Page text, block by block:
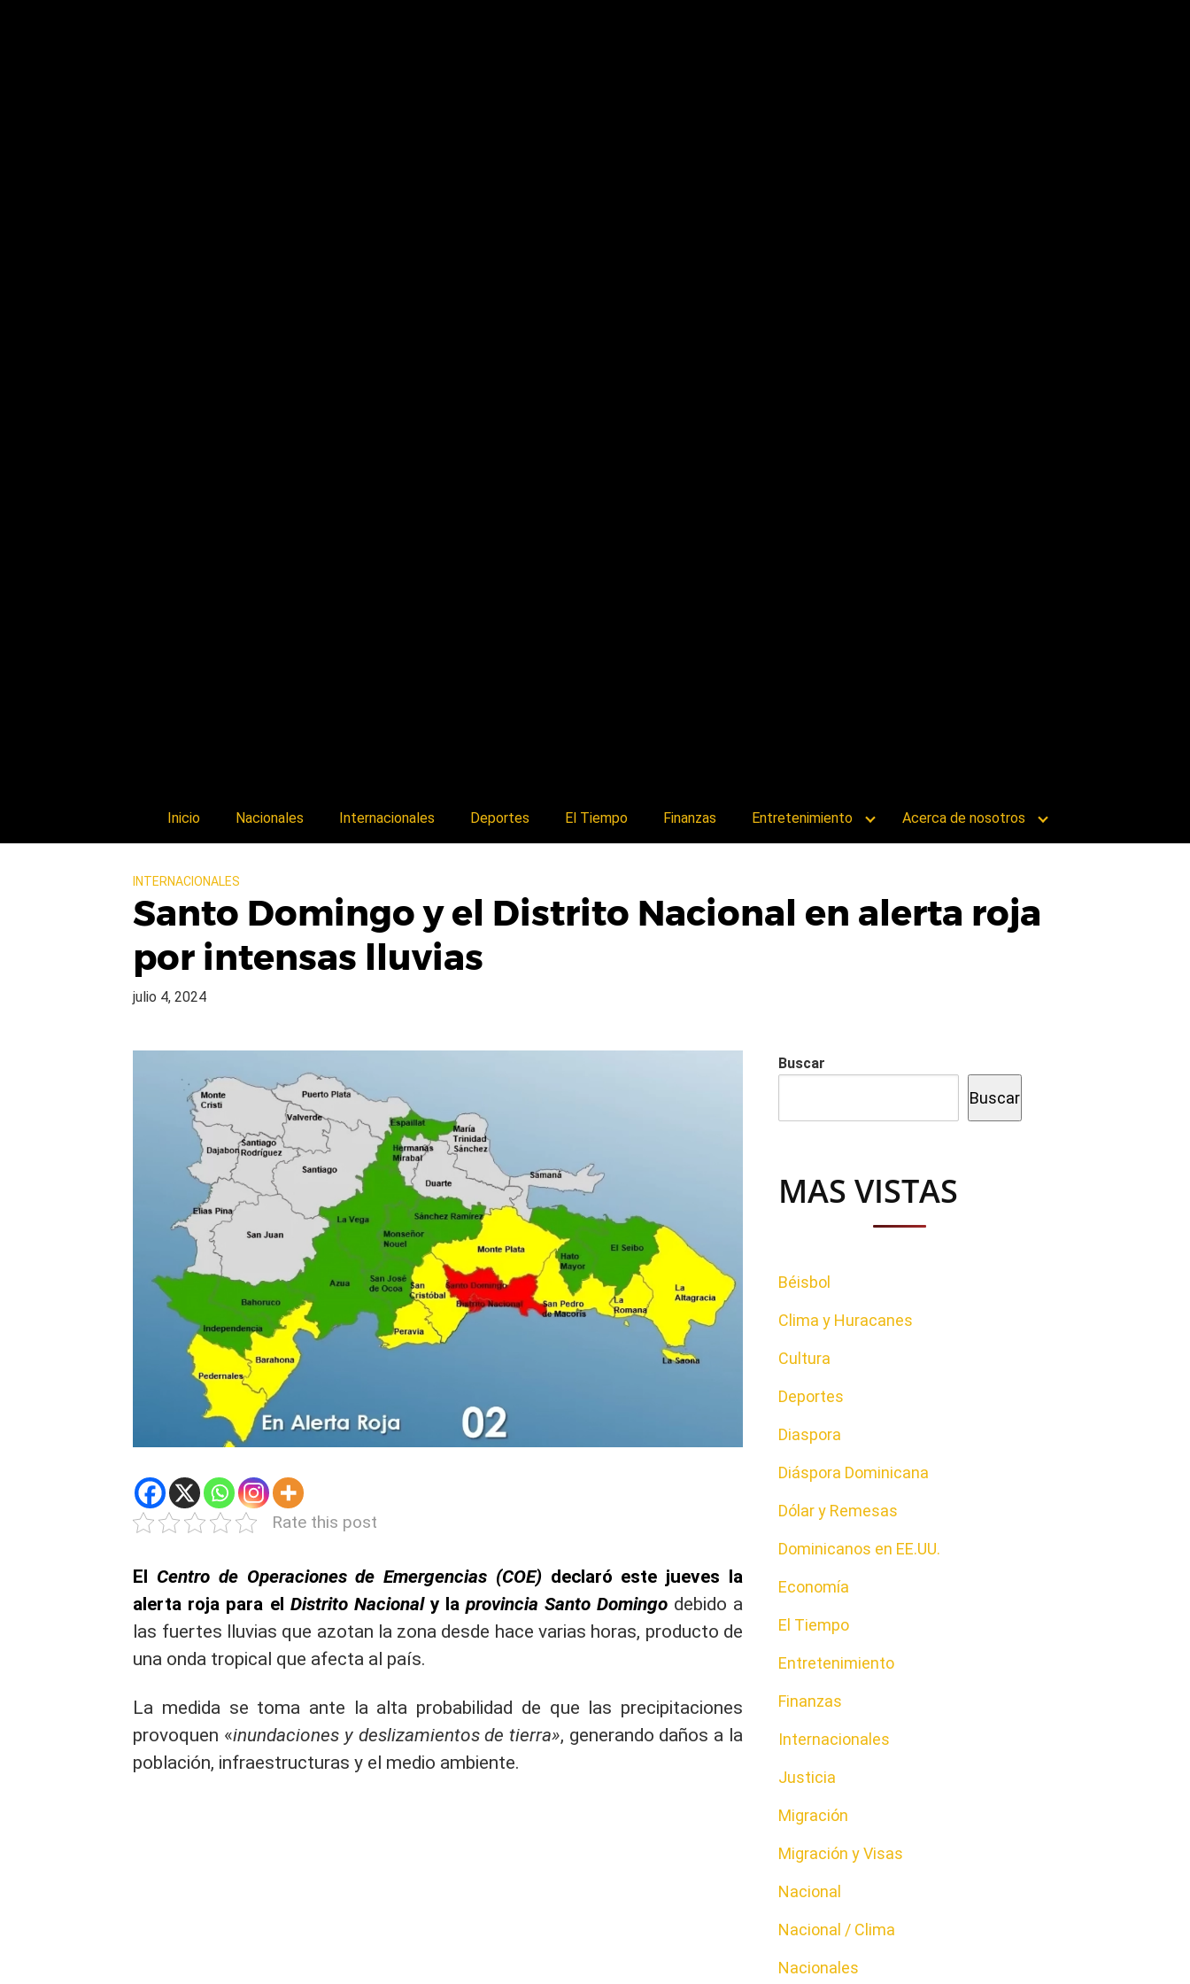
Inicio Nacionales Internacionales Deportes El Tiempo Finanzas Entretenimiento Acerca de nosotros
INTERNACIONALES
Santo Domingo y el Distrito Nacional en alerta roja
por intensas lluvias
julio 4, 2024
Rate this post
El Centro de Operaciones de Emergencias (COE) declaró este jueves la
alerta roja para el Distrito Nacionaly la provincia Santo Domingodebido a
las fuertes lluvias que azotan la zona desde hace varias horas, producto de
una onda tropical que afecta al país.
La medida se toma ante la alta probabilidad de que las precipitaciones
provoquen «inundaciones y deslizamientos de tierra», generando daños a la
población, infraestructuras y el medio ambiente.
Buscar
Buscar
MAS VISTAS
Béisbol
Clima y Huracanes
Cultura
Deportes
Diaspora
Diáspora Dominicana
Dólar y Remesas
Dominicanos en EE.UU.
Economía
El Tiempo
Entretenimiento
Finanzas
Internacionales
Justicia
Migración
Migración y Visas
Nacional
Nacional / Clima
Nacionales